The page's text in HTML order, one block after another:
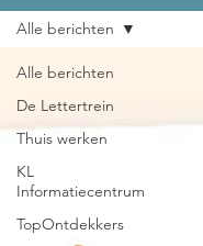
Alle berichten
De Lettertrein
Thuis werken
KL
Informatiecentrum
TopOntdekkers
Alle berichten